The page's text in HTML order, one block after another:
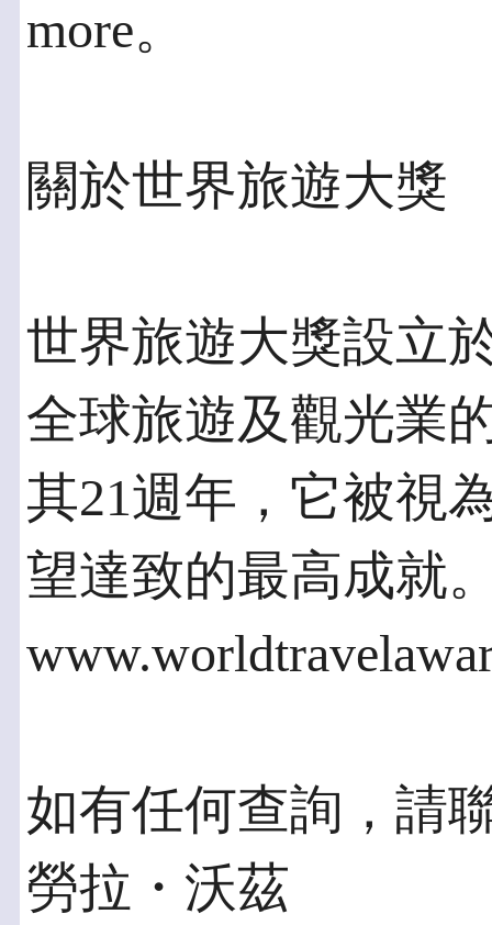
more。
關於世界旅遊大獎
世界旅遊大獎設立
全球旅遊及觀光業
其21週年，它被視
望達致的最高成就
如有任何查詢，請
勞拉・沃茲